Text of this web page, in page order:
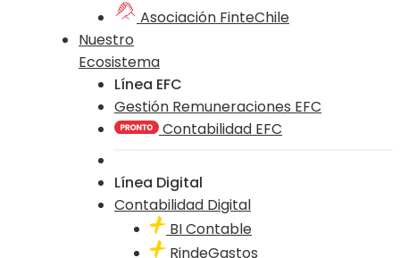
Asociación FinteChile
Nuestro
Ecosistema
Línea EFC
Gestión Remuneraciones EFC
Contabilidad EFC
Línea Digital
Contabilidad Digital
BI Contable
RindeGastos